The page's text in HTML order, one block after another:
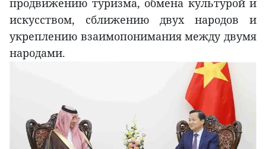
искусством, сближению двух народов и
укреплению взаимопонимания между двумя
народами.